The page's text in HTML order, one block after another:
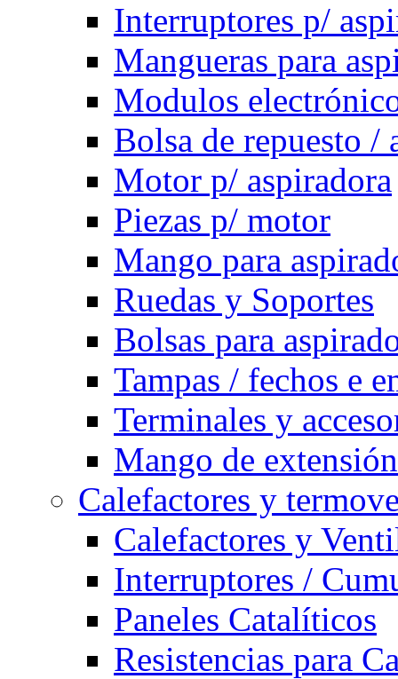
Interruptores p/
Mangueras para
Modulos
Bolsa de repuesto /
Motor p/ aspiradora
Piezas p/ motor
Mango para
Ruedas y Soportes
Bolsas para
Tampas / fechos e
Terminales y
Mango de
Calefactores y
Calefactores y
Interruptores /
Paneles Catalíticos
Resistencias para